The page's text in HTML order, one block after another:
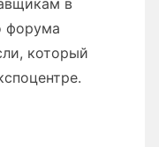
форума
который